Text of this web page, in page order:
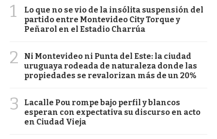
1
Lo que no se vio de la insólita suspensión del
partido entre Montevideo City Torque y
Peñarol en el Estadio Charrúa
2
Ni Montevideo ni Punta del Este: la ciudad
uruguaya rodeada de naturaleza donde las
propiedades se revalorizan más de un 20%
3
Lacalle Pou rompe bajo perfil y blancos
esperan con expectativa su discurso en acto
en Ciudad Vieja